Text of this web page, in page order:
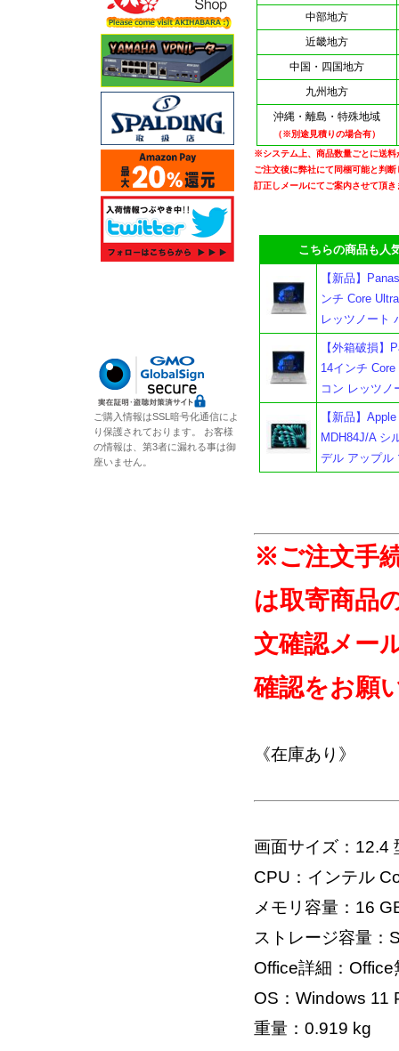
中部地方
近畿地方
中国・四国地方
九州地方
沖縄・離島・特殊地域
（※別途見積りの場合有）
※システム上、商品数量ごとに送料
ご注文後に弊社にて同梱可能と判
訂正しメールにてご案内させて頂き
こちらの商品も人気
【新品】
ンチ Core
レッツノート
【外箱破損】
14インチ
コン レッツノ
【新品】
MDH84J/A シ
デル アップル
※ご注文手
は取寄商品
文確認メー
確認をお願
《在庫あり》
画面サイズ：12.4
CPU：インテル
メモリ容量：16
ストレージ容量：
Office詳細：Office
OS：Windows 11
重量：0.919 kg
ご購入情報はSSL暗号化通信によ
り保護されております。 お客様
の情報は、第3者に漏れる事は御
座いません。